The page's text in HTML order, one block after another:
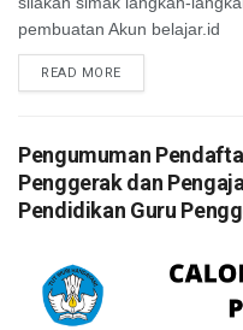
pembuatan Akun belajar.id
READ MORE
Pengumuman
Penggerak dan
Pendidikan Guru